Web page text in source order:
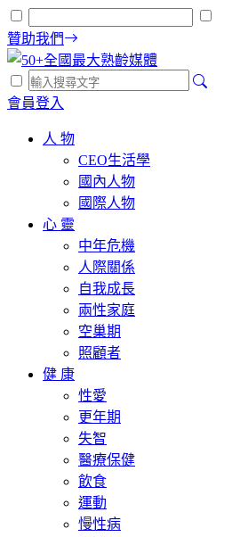
贊助我們
會員登入
人 物
CEO生活學
國內人物
國際人物
心 靈
中年危機
人際關係
自我成長
兩性家庭
空巢期
照顧者
健 康
性愛
更年期
失智
醫療保健
飲食
運動
慢性病